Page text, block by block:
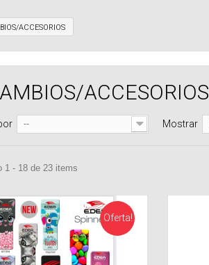
ACCESORIOS
ACCESORIOS
-- Mostrar
1 - 18 de 23 items
Oferta!